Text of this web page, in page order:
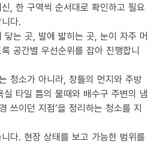
, 한 구역씩 순서대로 확인하고 필요
다.
닿는 곳, 발에 밟히는 곳, 눈이 자주 머
공간별 우선순위를 잡아 진행합니
청소가 아니라, 창틀의 먼지와 주방
타일 틈의 물때와 배수구 주변의 냄
쓰이던 지점’을 정리하는 청소를 지
다. 현장 상태를 보고 가능한 범위를